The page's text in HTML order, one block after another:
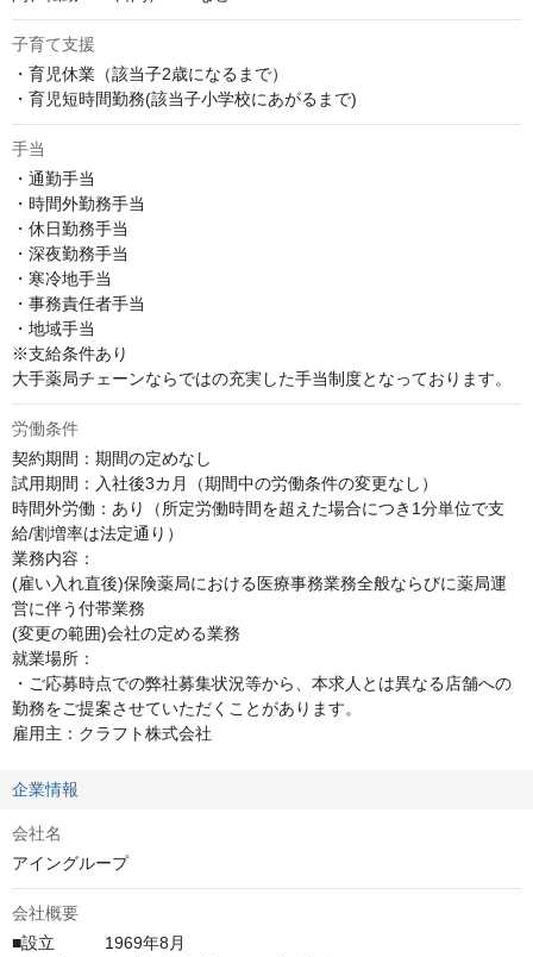
子育て支援
・育児休業（該当子2歳になるまで）
・育児短時間勤務(該当子小学校にあがるまで)
手当
・通勤手当
・時間外勤務手当
・休日勤務手当
・深夜勤務手当
・寒冷地手当
・事務責任者手当
・地域手当
※支給条件あり
大手薬局チェーンならではの充実した手当制度となっております。
労働条件
契約期間：期間の定めなし
試用期間：入社後3カ月（期間中の労働条件の変更なし）
時間外労働：あり（所定労働時間を超えた場合につき1分単位で支
給/割増率は法定通り）
業務内容：
(雇い入れ直後)保険薬局における医療事務業務全般ならびに薬局運
営に伴う付帯業務
(変更の範囲)会社の定める業務
就業場所：
・ご応募時点での弊社募集状況等から、本求人とは異なる店舗への
勤務をご提案させていただくことがあります。
雇用主：クラフト株式会社
企業情報
会社名
アイングループ
会社概要
■設立　　　1969年8月